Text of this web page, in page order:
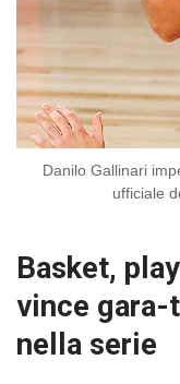
Danilo Gallinari
ufficiale
Basket,
vince gara-
nella serie